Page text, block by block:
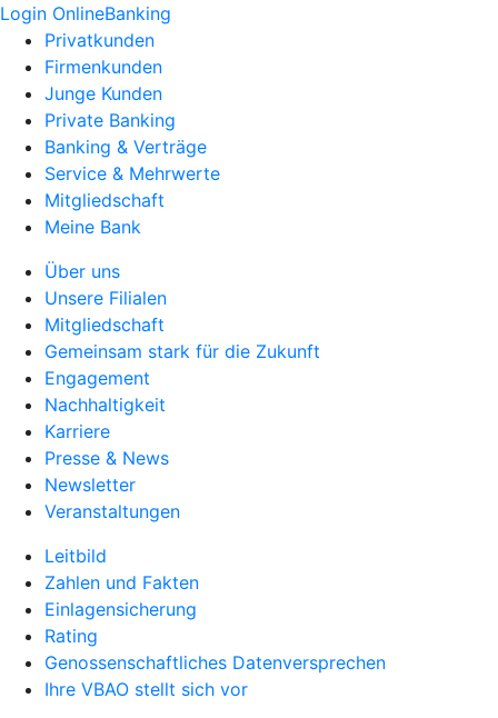
Login OnlineBanking
Privatkunden
Firmenkunden
Junge Kunden
Private Banking
Banking & Verträge
Service & Mehrwerte
Mitgliedschaft
Meine Bank
Über uns
Unsere Filialen
Mitgliedschaft
Gemeinsam stark für die Zukunft
Engagement
Nachhaltigkeit
Karriere
Presse & News
Newsletter
Veranstaltungen
Leitbild
Zahlen und Fakten
Einlagensicherung
Rating
Genossenschaftliches Datenversprechen
Ihre VBAO stellt sich vor